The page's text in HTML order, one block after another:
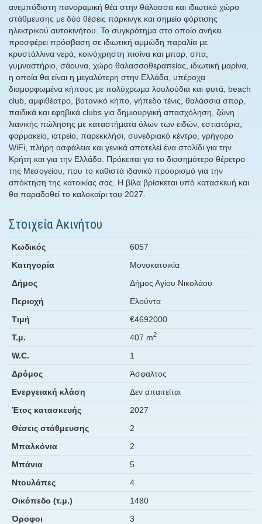
ανεμπόδιστη πανοραμική θέα στην θάλασσα και ιδιωτικό χώρο
στάθμευσης με δύο θέσεις πάρκινγκ και σημείο φόρτισης
ηλεκτρικού αυτοκινήτου. Το συγκρότημα στο οποίο ανήκει
προσφέρει πρόσβαση σε ιδιωτική αμμώδη παραλία με
κρυστάλλινα νερά, κοινόχρηστη πισίνα και μπαρ, σπα,
γυμναστήριο, σάουνα, χώρο θαλασσοθεραπείας, ιδιωτική μαρίνα,
η οποία θα είναι η μεγαλύτερη στην Ελλάδα, υπέροχα
διαμορφωμένα κήπους με πολύχρωμα λουλούδια και φυτά, beach
club, αμφιθέατρο, βοτανικό κήπο, γήπεδο τένις, θαλάσσια σπορ,
παιδικά και εφηβικά clubs για δημιουργική απασχόληση, ζώνη
λιανικής πώλησης με καταστήματα όλων των ειδών, εστιατόρια,
φαρμακείο, ιατρείο, παρεκκλήσι, συνεδριακό κέντρο, γρήγορο
WiFi, πλήρη ασφάλεια και γενικά αποτελεί ένα στολίδι για την
Κρήτη και για την Ελλάδα. Πρόκειται για το διασημότερο θέρετρο
της Μεσογείου, που το καθιστά ιδανικό προορισμό για την
απόκτηση της κατοικίας σας. Η βίλα βρίσκεται υπό κατασκευή και
θα παραδοθεί το καλοκαίρι του 2027.
Στοιχεία Ακινήτου
Κωδικός
6057
Κατηγορία
Μονοκατοικία
Δήμος
Δήμος Αγίου Νικολάου
Περιοχή
Ελούντα
Τιμή
€4692000
Τ.μ.
407 m2
W.C.
1
Δρόμος
Άσφαλτος
Ενεργειακή κλάση
Δεν απαιτείται
Έτος κατασκευής
2027
Θέσεις στάθμευσης
2
Μπαλκόνια
2
Μπάνια
5
Ντουλάπες
4
Οικόπεδο (τ.μ.)
1480
Όροφοι
3